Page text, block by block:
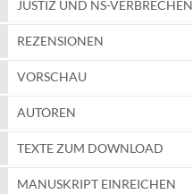
JUSTIZ UND NS-VERBRECHEN
REZENSIONEN
VORSCHAU
AUTOREN
TEXTE ZUM DOWNLOAD
MANUSKRIPT EINREICHEN